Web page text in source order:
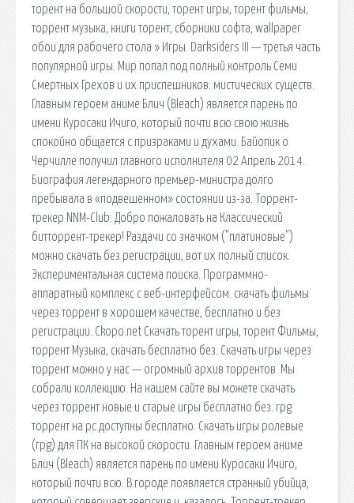
торент на большой скорости, торент игры, торент фильмы,
торрент музыка, книги торент, сборники софта, wallpaper
обои для рабочего стола » Игры. Darksiders III — третья часть
популярной игры. Мир попал под полный контроль Семи
Смертных Грехов и их приспешников: мистических существ.
Главным героем аниме Блич (Bleach) является парень по
имени Куросаки Ичиго, который почти всю свою жизнь
спокойно общается с призраками и духами. Байопик о
Черчилле получил главного исполнителя 02 Апрель 2014.
Биография легендарного премьер-министра долго
пребывала в «подвешенном» состоянии из-за. Торрент-
трекер NNM-Club: Добро пожаловать на Классический
битторрент-трекер! Раздачи со значком ("платиновые")
можно скачать без регистрации, вот их полный список.
Экспериментальная система поиска. Программно-
аппаратный комплекс с веб-интерфейсом. скачать фильмы
через торрент в хорошем качестве, бесплатно и без
регистрации. Ckopo.net Скачать торент игры, торент Фильмы,
торрент Музыка, скачать бесплатно без. Скачать игры через
торрент можно у нас — огромный архив торрентов. Мы
собрали коллекцию. На нашем сайте вы можете скачать
через торрент новые и старые игры бесплатно без. rpg
торрент на pc доступны бесплатно. Скачать игры ролевые
(rpg) для ПК на высокой скорости. Главным героем аниме
Блич (Bleach) является парень по имени Куросаки Ичиго,
который почти всю. В городе появляется странный убийца,